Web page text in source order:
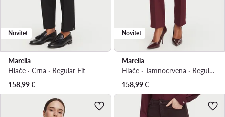
Novitet
Marella
Hlače · Crna · Regular Fit
158,99€
Novitet
Marella
Hlače · Tamnocrvena · Regular Fit
158,99€